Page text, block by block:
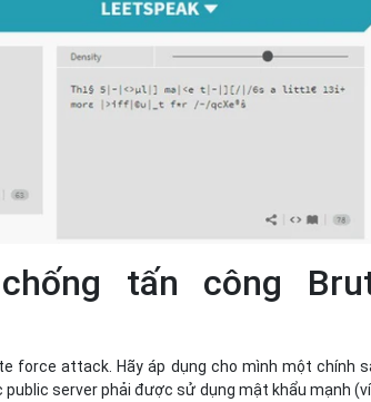
tấn công
force attack. Hãy áp dụng cho mình một chính
server phải được sử dụng mật khẩu mạnh (ví